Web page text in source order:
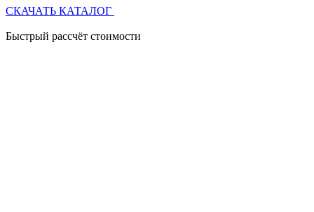
СКАЧАТЬ КАТАЛОГ
Быстрый рассчёт стоимости